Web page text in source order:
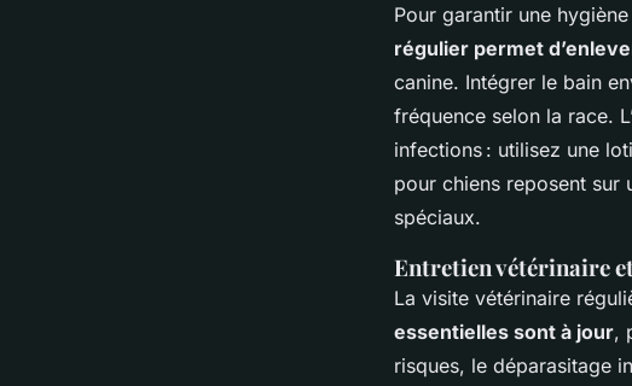
Pour garantir une
régulier permet
canine. Intégrer le bain
fréquence selon la race.
infections : utilisez une
pour chiens reposent sur
spéciaux.
Entretien vétérinaire
La visite vétérinaire
essentielles sont à jour,
risques, le déparasitage